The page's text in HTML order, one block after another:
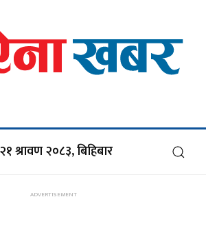
२१ श्रावण २०८३, बिहिबार